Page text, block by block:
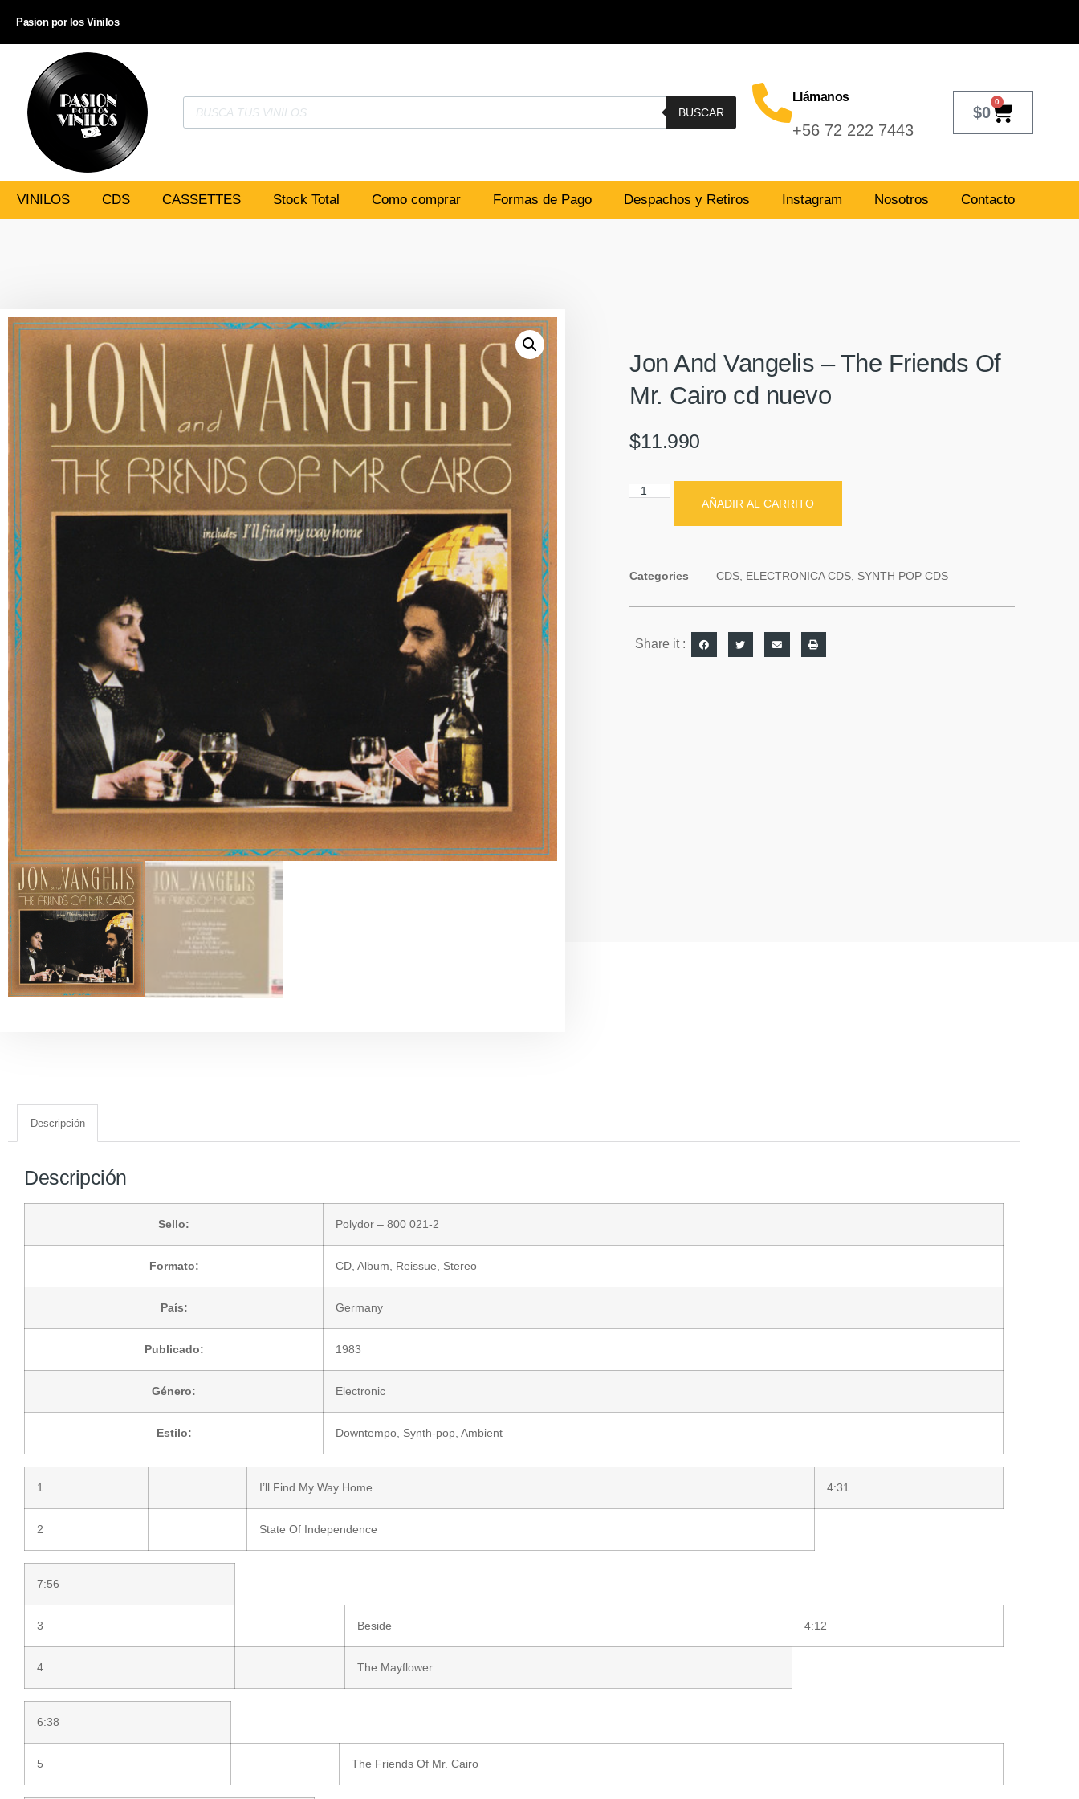
Pasion por los Vinilos
BUSCAR
Llámanos
+56 72 222 7443
$0
0
VINILOS CDS CASSETTES Stock Total Como comprar Formas de Pago Despachos y Retiros Instagram Nosotros Contacto
Jon And Vangelis – The Friends Of
Mr. Cairo cd nuevo
$11.990
AÑADIR AL CARRITO
Categories CDS, ELECTRONICA CDS, SYNTH POP CDS
Share it :
Descripción
Descripción
Sello: Polydor – 800 021-2
Formato: CD , Album, Reissue, Stereo
País: Germany
Publicado: 1983
Género: Electronic
Estilo: Downtempo Synth-pop Ambient
1 I’ll Find My Way Home 4:31
2 State Of Independence
7:56
3 Beside 4:12
4 The Mayflower
6:38
5 The Friends Of Mr. Cairo